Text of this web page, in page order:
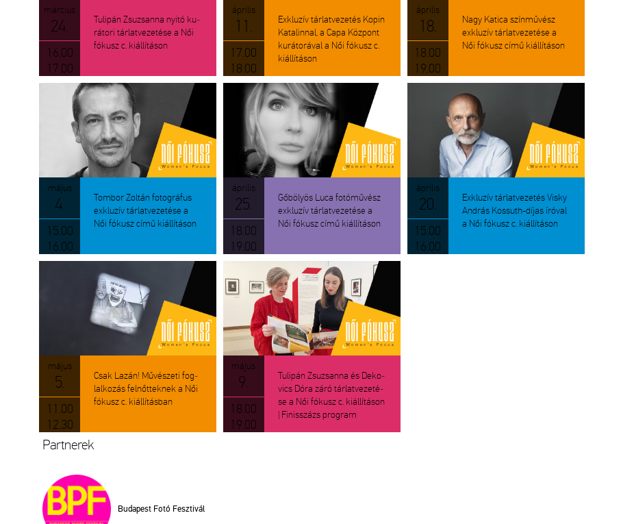
már­ci­us
24.
16.00
17.00
Tu­li­pán Zsu­zsan­na nyitó ku­
rá­to­ri tár­lat­ve­ze­té­se a Női
fó­kusz c. ki­ál­lí­tá­son
áp­ri­lis
11.
17.00
18.00
Exk­lu­zív tár­lat­ve­ze­tés Kopin
Ka­ta­lin­nal, a Capa Köz­pont
ku­rá­to­rá­val a Női fó­kusz c.
ki­ál­lí­tá­son
áp­ri­lis
18.
18.00
19.00
Nagy Ka­ti­ca szín­mű­vész
exk­lu­zív tár­lat­ve­ze­té­se a
Női fó­kusz című ki­ál­lí­tá­son
május
4.
15.00
16.00
Tom­bor Zol­tán fo­tog­rá­fus
exk­lu­zív tár­lat­ve­ze­té­se a
Női fó­kusz című ki­ál­lí­tá­son
áp­ri­lis
25.
18.00
19.00
Gő­bö­lyös Luca fo­tó­mű­vész
exk­lu­zív tár­lat­ve­ze­té­se a
Női fó­kusz című ki­ál­lí­tá­son
áp­ri­lis
20.
15.00
16.00
Exk­lu­zív tár­lat­ve­ze­tés Visky
And­rás Kos­suth-díjas író­val
a Női fó­kusz c. ki­ál­lí­tá­son
május
5.
11.00
12.30
Csak Lazán! Mű­vé­sze­ti fog­
lal­ko­zás fel­nőt­tek­nek a Női
fó­kusz c. ki­ál­lí­tás­ban
május
9.
18.00
19.00
Tu­li­pán Zsu­zsan­na és De­ko­
vics Dóra záró tár­lat­ve­ze­té­
se a Női fó­kusz c. ki­ál­lí­tá­son
| Fi­nisszázs prog­ram
Part­ne­rek
Bu­da­pest Fotó Fesz­ti­vál